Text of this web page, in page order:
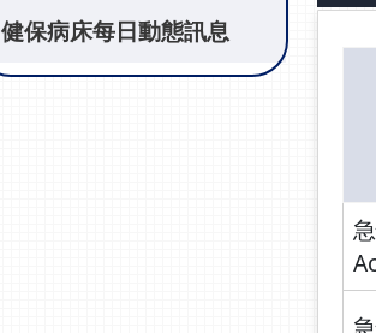
健保病床每日動態訊息